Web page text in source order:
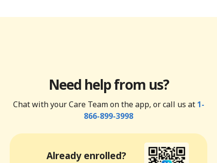
Need help from us?
Chat with your Care Team on the app, or call us at 1-
866-899-3998
Already enrolled?